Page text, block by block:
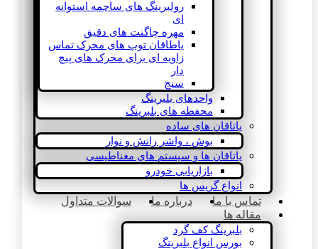
رولبرینگ های ساچمه استوانه
ای
مهره چاگنت های دقیق
یاطاقان توپ های محرک تماس
زاویه ای برای محرک های پیچ
دار
سنج
واحدهای بلبرینگ
محفظه های بلبرینگ
یاتاقان های ساده
بوش ، واشر رانش و نوار
یاتاقان ها و سیستم های مغناطیسی
بازاریابی خودرو
انواع گریس ها
تماس با ما درباره ما
سوالات متداول
مقاله ها
بلبرینگ کف گرد
بورس انواع بلبرینگ